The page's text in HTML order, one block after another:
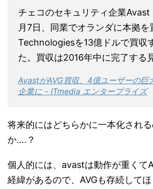
チェコのセキュリティ企業
月7日、同業でオランダに本拠を
Technologiesを13億ドルで買収
た。買収は2016年中に完了する
AvastがAVG買収、4億ユーザーの巨
企業に - ITmedia エンタープライズ
将来的にはどちらかに一本化され
か....？
個人的には、avastは動作が重くて
経緯があるので、AVGも存続して